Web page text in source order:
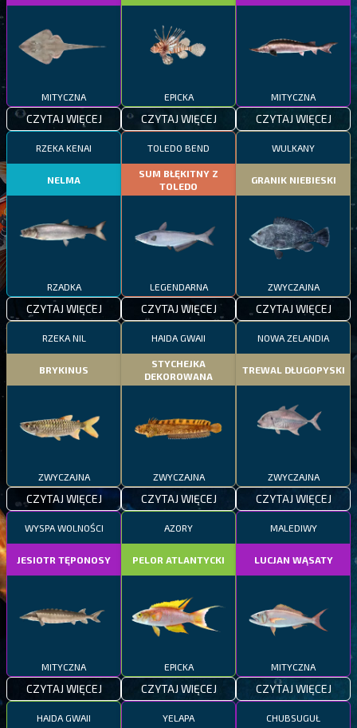
MITYCZNA
CZYTAJ WIĘCEJ
EPICKA
CZYTAJ WIĘCEJ
MITYCZNA
CZYTAJ WIĘCEJ
RZEKA KENAI
NELMA
RZADKA
CZYTAJ WIĘCEJ
TOLEDO BEND
SUM BŁĘKITNY Z
TOLEDO
LEGENDARNA
CZYTAJ WIĘCEJ
WULKANY
GRANIK NIEBIESKI
ZWYCZAJNA
CZYTAJ WIĘCEJ
RZEKA NIL
BRYKINUS
ZWYCZAJNA
CZYTAJ WIĘCEJ
HAIDA GWAII
STYCHEJKA
DEKOROWANA
ZWYCZAJNA
CZYTAJ WIĘCEJ
NOWA ZELANDIA
TREWAL DŁUGOPYSKI
ZWYCZAJNA
CZYTAJ WIĘCEJ
WYSPA WOLNOŚCI
JESIOTR TĘPONOSY
MITYCZNA
CZYTAJ WIĘCEJ
AZORY
PELOR ATLANTYCKI
EPICKA
CZYTAJ WIĘCEJ
MALEDIWY
LUCJAN WĄSATY
MITYCZNA
CZYTAJ WIĘCEJ
HAIDA GWAII YELAPA CHUBSUGUŁ